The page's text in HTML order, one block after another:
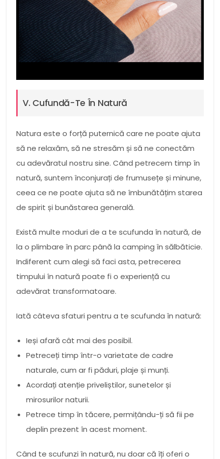
V. Cufundă-Te În Natură
Natura este o forță puternică care ne poate ajuta
să ne relaxăm, să ne stresăm și să ne conectăm
cu adevăratul nostru sine. Când petrecem timp în
natură, suntem înconjurați de frumusețe și minune,
ceea ce ne poate ajuta să ne îmbunătățim starea
de spirit și bunăstarea generală.
Există multe moduri de a te scufunda în natură, de
la o plimbare în parc până la camping în sălbăticie.
Indiferent cum alegi să faci asta, petrecerea
timpului în natură poate fi o experiență cu
adevărat transformatoare.
Iată câteva sfaturi pentru a te scufunda în natură:
Ieși afară cât mai des posibil.
Petreceți timp într-o varietate de cadre
naturale, cum ar fi păduri, plaje și munți.
Acordați atenție priveliștilor, sunetelor și
mirosurilor naturii.
Petrece timp în tăcere, permițându-ți să fii pe
deplin prezent în acest moment.
Când te scufunzi în natură, nu doar că îți oferi o